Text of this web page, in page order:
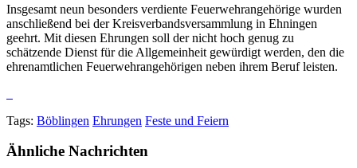
Insgesamt neun besonders verdiente Feuerwehrangehörige wurden
anschließend bei der Kreisverbandsversammlung in Ehningen
geehrt. Mit diesen Ehrungen soll der nicht hoch genug zu
schätzende Dienst für die Allgemeinheit gewürdigt werden, den die
ehrenamtlichen Feuerwehrangehörigen neben ihrem Beruf leisten.
Tags: Böblingen Ehrungen Feste und Feiern
Ähnliche Nachrichten